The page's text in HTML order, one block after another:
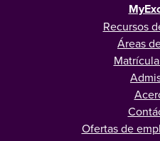
Recursos
Áreas
Ofertas de